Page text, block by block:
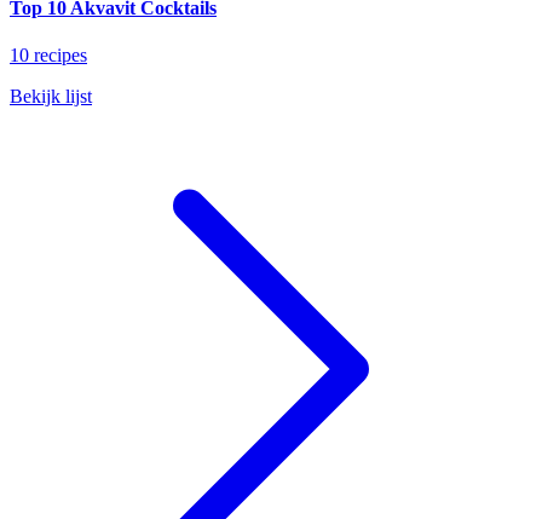
Top 10 Akvavit Cocktails
10 recipes
Bekijk lijst